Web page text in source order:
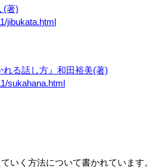
(著)
jibukata.html
れる話し方』和田裕美(著)
sukahana.html
方法について書かれています。